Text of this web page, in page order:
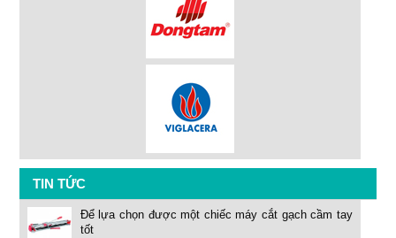
TIN TỨC
Để lựa chọn được một chiếc máy cắt gạch cầm tay
tốt